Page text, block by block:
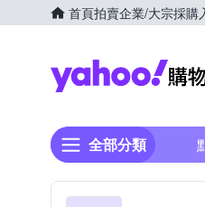
首頁拍賣企業/大宗採購
全部分類